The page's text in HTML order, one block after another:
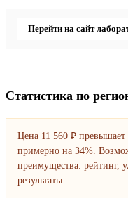
Перейти на сайт
Статистика по
Цена 11 560 ₽
примерно на 34%.
преимущества: рейтинг,
результаты.